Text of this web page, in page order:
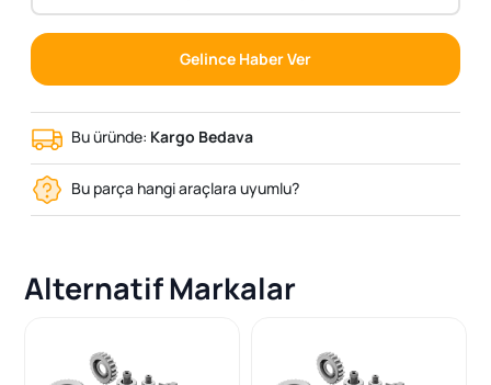
Gelince Haber Ver
Bu üründe: Kargo Bedava
Bu parça hangi araçlara uyumlu?
Alternatif Markalar